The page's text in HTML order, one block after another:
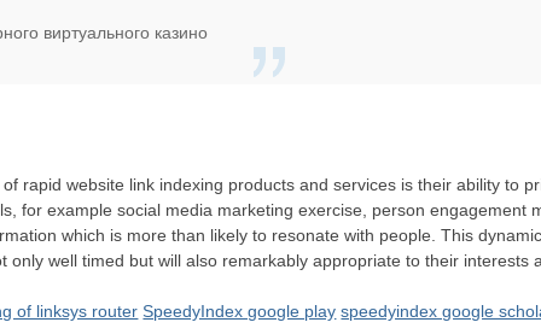
виртуального казино
rapid website link indexing products and services is their ability to
for example social media marketing exercise, person
which is more than likely to resonate with people. This
only well timed but will also remarkably appropriate to their interests
of linksys router SpeedyIndex google play speedyindex google